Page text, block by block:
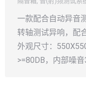
一款配合自动异音
转轴测试异响，配
外观尺寸：
>=80DB，内部噪